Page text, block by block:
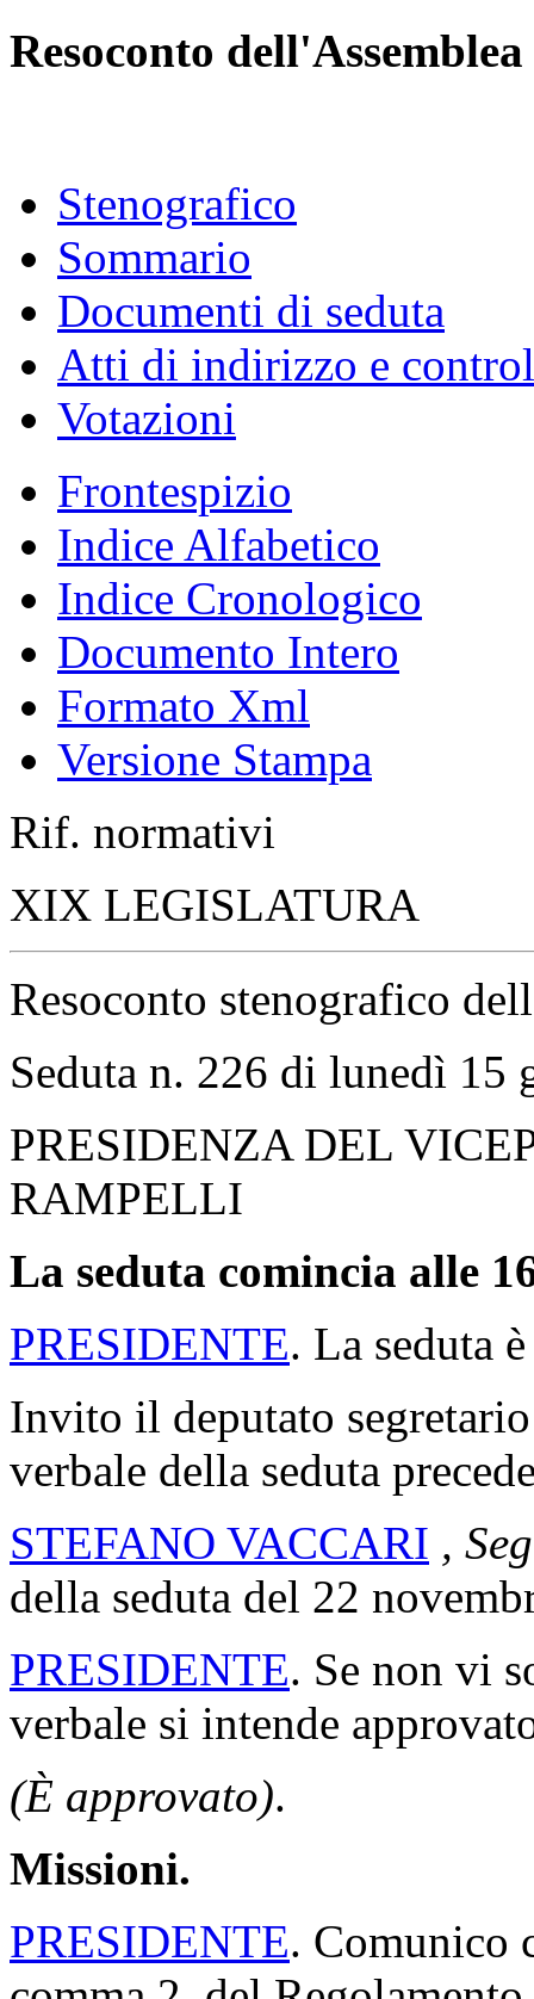
Resoconto dell'Assemblea
Stenografico
Sommario
Documenti di seduta
Atti di indirizzo e
Votazioni
Frontespizio
Indice Alfabetico
Indice Cronologico
Documento Intero
Formato Xml
Versione Stampa
Rif. normativi
XIX LEGISLATURA
Resoconto stenografico
Seduta n. 226 di lunedì 15
PRESIDENZA DEL
RAMPELLI
La seduta comincia alle
PRESIDENTE. La seduta
Invito il deputato
verbale della seduta
STEFANO VACCARI ,
della seduta del 22
PRESIDENTE. Se non vi
verbale si intende
(È approvato).
Missioni.
PRESIDENTE. Comunico